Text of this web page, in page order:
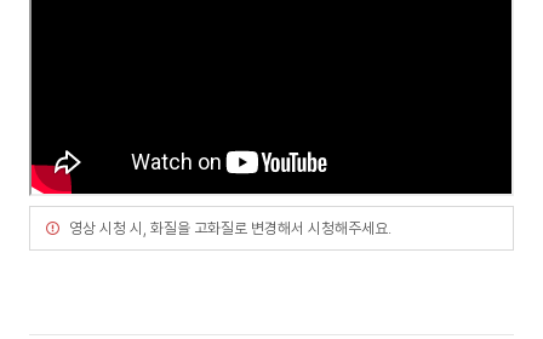
영상 시청 시, 화질을 고화질로 변경해서 시청해주세요.